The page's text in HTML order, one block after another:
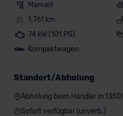
Manuell
1.761 km
74 kW (101 PS)
Kompaktwagen
Standort/Abholung
Abholung beim Händler in
Sofort verfügbar (unverb.)